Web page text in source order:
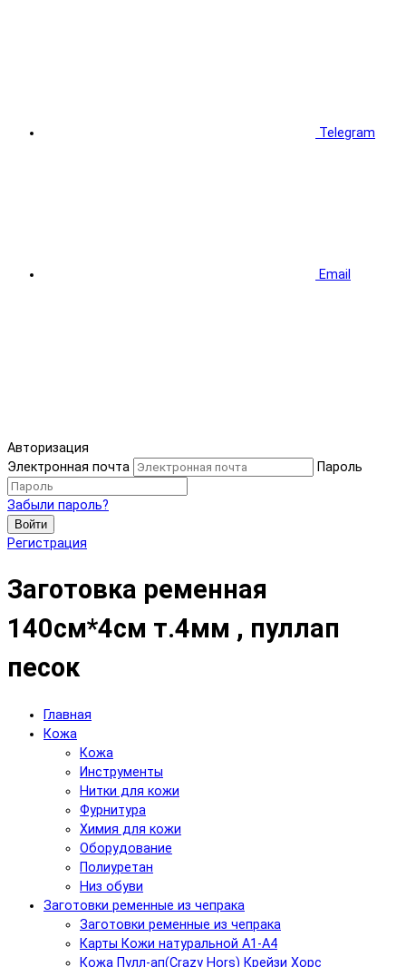
Telegram
Email
Авторизация
Электронная почта
Пароль
Забыли пароль?
Войти
Регистрация
Заготовка ременная
140см*4см т.4мм , пуллап
песок
Главная
Кожа
Кожа
Инструменты
Нитки для кожи
Фурнитура
Химия для кожи
Оборудование
Полиуретан
Низ обуви
Заготовки ременные из чепрака
Заготовки ременные из чепрака
Карты Кожи натуральной А1-А4
Кожа Пулл-ап(Crazy Hors) Крейзи Хорс